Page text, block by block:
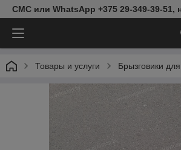
СМС или WhatsApp +375 29-349-39-51,
Товары и услуги Брызговики